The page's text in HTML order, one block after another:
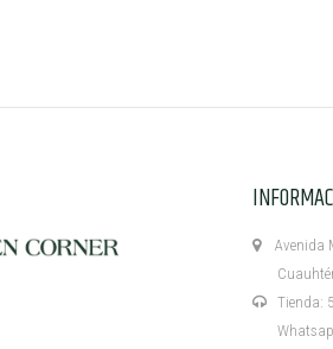
Avenida
Tienda: